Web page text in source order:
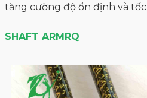
tăng cường độ ổn định và
SHAFT ARMRQ